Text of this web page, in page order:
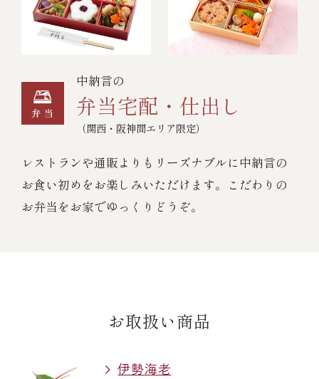
中納言の
弁当宅配・仕出し
（関西・阪神間エリア限定）
レストランや通販よりもリーズナブルに中納言の
お食い初めをお楽しみいただけます。こだわりの
お弁当をお家でゆっくりどうぞ。
お取扱い商品
伊勢海老